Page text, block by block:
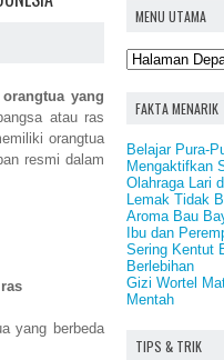
yang
atau ras
orangtua
resmi dalam
yang berbeda
MENU UTAMA
FAKTA MENARIK
Belajar Pura-
Mengaktifkan
Olahraga Lari
Lemak Tidak
Aroma Bau
Ibu dan
Sering Kentut
Berlebihan
Gizi Wortel
Mentah
TIPS & TRIK